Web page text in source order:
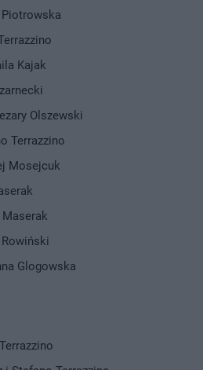
Piotrowska
Kajak
Olszewski
Terrazzino
Mosejcuk
Glogowska